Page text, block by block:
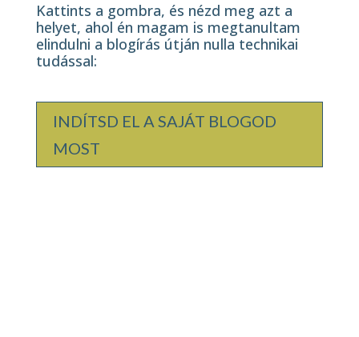
Kattints a gombra, és nézd meg azt a
helyet, ahol én magam is megtanultam
elindulni a blogírás útján nulla technikai
tudással:
INDÍTSD EL A SAJÁT BLOGOD
MOST